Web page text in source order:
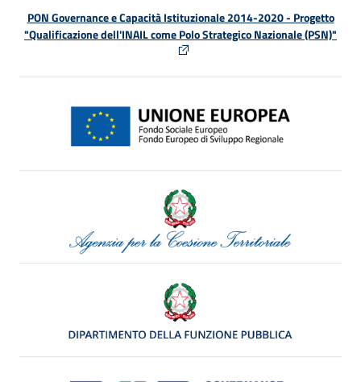
PON Governance e Capacità Istituzionale 2014-2020 - Progetto
"Qualificazione dell'INAIL come Polo Strategico Nazionale (PSN)"